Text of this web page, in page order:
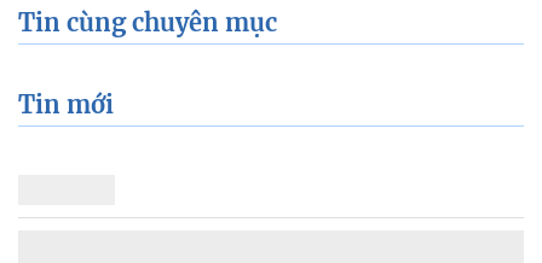
Tin cùng chuyên mục
Tin mới